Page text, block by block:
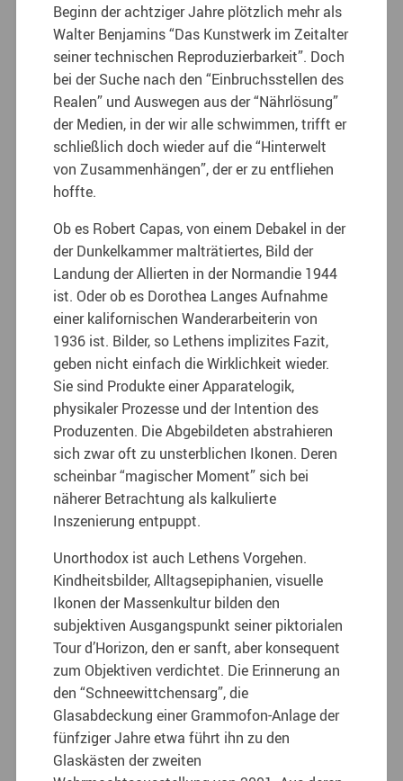
Beginn der achtziger Jahre plötzlich mehr als
Walter Benjamins “Das Kunstwerk im Zeitalter
seiner technischen Reproduzierbarkeit”. Doch
bei der Suche nach den “Einbruchsstellen des
Realen” und Auswegen aus der “Nährlösung”
der Medien, in der wir alle schwimmen, trifft er
schließlich doch wieder auf die “Hinterwelt
von Zusammenhängen”, der er zu entfliehen
hoffte.
Ob es Robert Capas, von einem Debakel in der
der Dunkelkammer malträtiertes, Bild der
Landung der Allierten in der Normandie 1944
ist. Oder ob es Dorothea Langes Aufnahme
einer kalifornischen Wanderarbeiterin von
1936 ist. Bilder, so Lethens implizites Fazit,
geben nicht einfach die Wirklichkeit wieder.
Sie sind Produkte einer Apparatelogik,
physikaler Prozesse und der Intention des
Produzenten. Die Abgebildeten abstrahieren
sich zwar oft zu unsterblichen Ikonen. Deren
scheinbar “magischer Moment” sich bei
näherer Betrachtung als kalkulierte
Inszenierung entpuppt.
Unorthodox ist auch Lethens Vorgehen.
Kindheitsbilder, Alltagsepiphanien, visuelle
Ikonen der Massenkultur bilden den
subjektiven Ausgangspunkt seiner piktorialen
Tour d’Horizon, den er sanft, aber konsequent
zum Objektiven verdichtet. Die Erinnerung an
den “Schneewittchensarg”, die
Glasabdeckung einer Grammofon-Anlage der
fünfziger Jahre etwa führt ihn zu den
Glaskästen der zweiten